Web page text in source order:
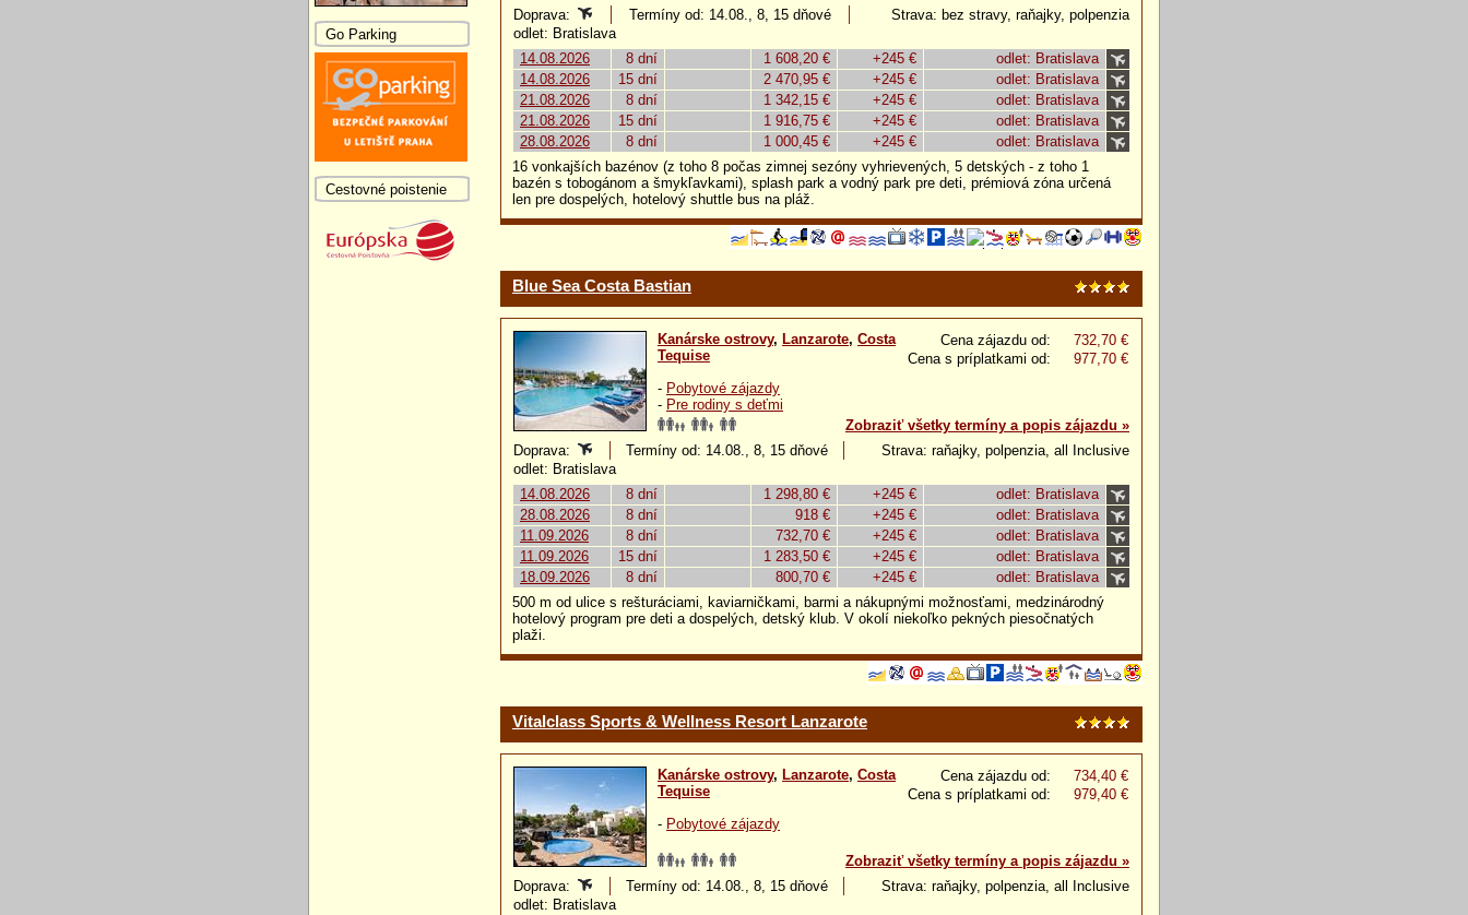
Doprava:
Termíny od: 14.08., 8, 15 dňové
Strava: bez stravy, raňajky, polpenzia
odlet: Bratislava
14.08.2026
8 dní 1 608,20 € +245 €
odlet: Bratislava
14.08.2026
15 dní 2 470,95 € +245 €
odlet: Bratislava
21.08.2026
8 dní 1 342,15 € +245 €
odlet: Bratislava
21.08.2026
15 dní 1 916,75 € +245 €
odlet: Bratislava
28.08.2026
8 dní 1 000,45 € +245 €
odlet: Bratislava
16 vonkajších bazénov (z toho 8 počas zimnej sezóny vyhrievených, 5 detských - z toho 1
bazén s tobogánom a šmykľavkami), splash park a vodný park pre deti, prémiová zóna určená
len pre dospelých, hotelový shuttle bus na pláž.
Blue Sea Costa Bastian
Cena zájazdu od:
732,70 €
Cena s príplatkami od:
977,70 €
Kanárske ostrovy, Lanzarote, Costa
Tequise
- Pobytové zájazdy
- Pre rodiny s deťmi
Zobraziť všetky termíny a popis zájazdu »
Doprava:
Termíny od: 14.08., 8, 15 dňové
Strava: raňajky, polpenzia, all Inclusive
odlet: Bratislava
14.08.2026
8 dní 1 298,80 € +245 €
odlet: Bratislava
28.08.2026
8 dní 918 € +245 €
odlet: Bratislava
11.09.2026
8 dní 732,70 € +245 €
odlet: Bratislava
11.09.2026
15 dní 1 283,50 € +245 €
odlet: Bratislava
18.09.2026
8 dní 800,70 € +245 €
odlet: Bratislava
500 m od ulice s rešturáciami, kaviarničkami, barmi a nákupnými možnosťami, medzinárodný
hotelový program pre deti a dospelých, detský klub. V okolí niekoľko pekných piesočnatých
plaži.
Vitalclass Sports & Wellness Resort Lanzarote
Cena zájazdu od:
734,40 €
Cena s príplatkami od:
979,40 €
Kanárske ostrovy, Lanzarote, Costa
Tequise
- Pobytové zájazdy
Zobraziť všetky termíny a popis zájazdu »
Doprava:
Termíny od: 14.08., 8, 15 dňové
Strava: raňajky, polpenzia, all Inclusive
odlet: Bratislava
Go Parking
Cestovné poistenie